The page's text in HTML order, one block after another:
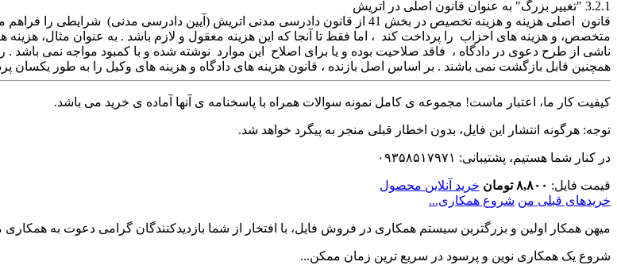
3.2.1 "تغییر بزرگ" به عنوان قانون اصلی در اتریش
قانون اصلی هزینه و هزینه تخصیص در بخش 41 از قانون دادرسی مدنی اتریش (آیین دادرسی
متخصص، و هزینه های احزاب را پرداخت کند ، اما فقط تا آنجا که این هزینه معقول و لازم باشد . به عنوان مثال،
ناشی از طرح دعوی در دادگاه ، فاقد صلاحیت بوده و یا برای اصلاح این موارد نوشته شده و با کمبود مواجه نمی
همچنین قابل بازگشت نمی باشند . بر اساس اصل بازنده ، قانون هزینه های دادگاه و هزینه های وکیل را به طور یکسان
کیفیت کار ما، اعتبار ماست! مجموعه ی کامل نمونه سوالات همراه با پاسخنامه ی آنها آماده ی خرید می باشد.
توجه: هرگونه انتشار این فایل، بدون اخطار قبلی منجر به پیگرد خواهد شد.
در کنار شما هستیم، پشتیبانی: ۰۹۳۵۸۵۱۷۹۷۱
قیمت فایل: ۸,۸۰۰ تومان
خرید آنلاین محصول
خریدهای قبلی من شروع همکاری...
میهن همکار اولین و بزرگترین سیستم همکاری در فروش فایل، با افتخار از شما بازدیدکنندگان گرامی دعوت به همکاری
شروع یک همکاری نوین و پرسود در سریع ترین زمان ممکن...